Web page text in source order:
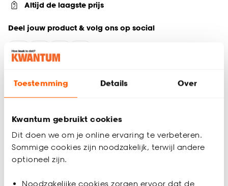
Toestemming Details Over
Kwantum gebruikt cookies
Dit doen we om je online ervaring te verbeteren.
Sommige cookies zijn noodzakelijk, terwijl andere
optioneel zijn.
Noodzakelijke cookies zorgen ervoor dat de
Altijd de laagste prijs
Deel jouw product & volg ons op social
Productomschrijving
compacte buiten bijzettafel, gemaakt van acacia hardhout,
FSC-keurmerk, wat zorgt voor een duurzame keuze. Gebruik
deze tuintafel voor drankjes, planten of decoratie. Hoewel
het hout weerbestendig is, wordt aangeraden de tafel af te
Perfect voor een stijlvolle buitenruimte!